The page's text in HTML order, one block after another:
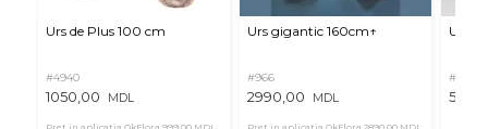
Urs de Plus 100 cm
#4940
1050,00 MDL
Pret in aplicatia OkFlora 999,00 MDL
Urs gigantic 160cm↑
#966
2990,00 MDL
Pret in aplicatia OkFlora 2890,00 MDL
Urs
#11